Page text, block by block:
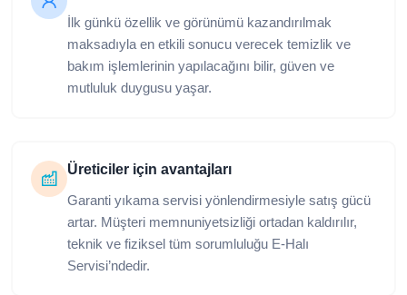
İlk günkü özellik ve görünümü kazandırılmak
maksadıyla en etkili sonucu verecek temizlik ve
bakım işlemlerinin yapılacağını bilir, güven ve
mutluluk duygusu yaşar.
Üreticiler için avantajları
Garanti yıkama servisi yönlendirmesiyle satış gücü
artar. Müşteri memnuniyetsizliği ortadan kaldırılır,
teknik ve fiziksel tüm sorumluluğu E-Halı
Servisi’ndedir.